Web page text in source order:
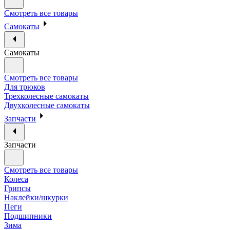
Смотреть все товары
Самокаты
Самокаты
Смотреть все товары
Для трюков
Трехколесные самокаты
Двухколесные самокаты
Запчасти
Запчасти
Смотреть все товары
Колеса
Грипсы
Наклейки/шкурки
Пеги
Подшипники
Зима